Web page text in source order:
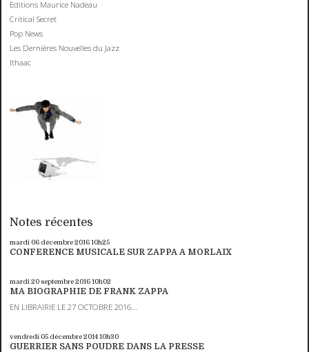
Editions Maurice Nadeau
Critical Secret
Pop News
Les Dernières Nouvelles du Jazz
Ithaac
Notes récentes
mardi 06 décembre 201610h25
CONFERENCE MUSICALE SUR ZAPPA A MORLAIX
mardi 20 septembre 201610h02
MA BIOGRAPHIE DE FRANK ZAPPA
EN LIBRAIRIE LE 27 OCTOBRE 2016...
vendredi 05 décembre 201410h30
GUERRIER SANS POUDRE DANS LA PRESSE